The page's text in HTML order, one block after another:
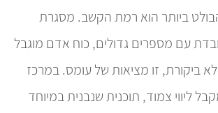
ביותר הוא רמת הקשב. מסגרת
עם מספרים גדולים, כוח אדם מוגבל
לא ביקורת, זו מציאות של עומס. במרכז
ליווי צמוד, תוכנית שנבנית במיוחד